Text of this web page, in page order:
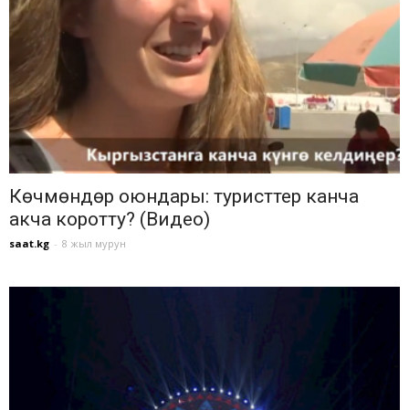
Көчмөндөр оюндары: туристтер канча
акча коротту? (Видео)
saat.kg - 8 жыл мурун